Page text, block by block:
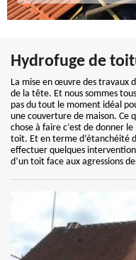
Hydrofuge de
La mise en œuvre des travaux
de la tête. Et nous sommes
pas du tout le moment idéal
une couverture de maison. Ce
chose à faire c’est de donner
toit. Et en terme d’étanchéité
effectuer quelques
d’un toit face aux agressions